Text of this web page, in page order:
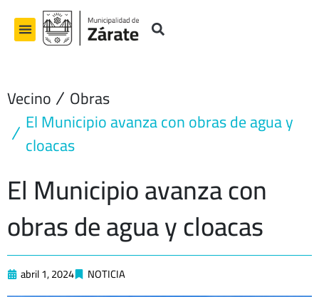
contenido
Vecino Obras
El Municipio avanza con obras de agua y
cloacas
El Municipio avanza con
obras de agua y cloacas
abril 1, 2024 NOTICIA